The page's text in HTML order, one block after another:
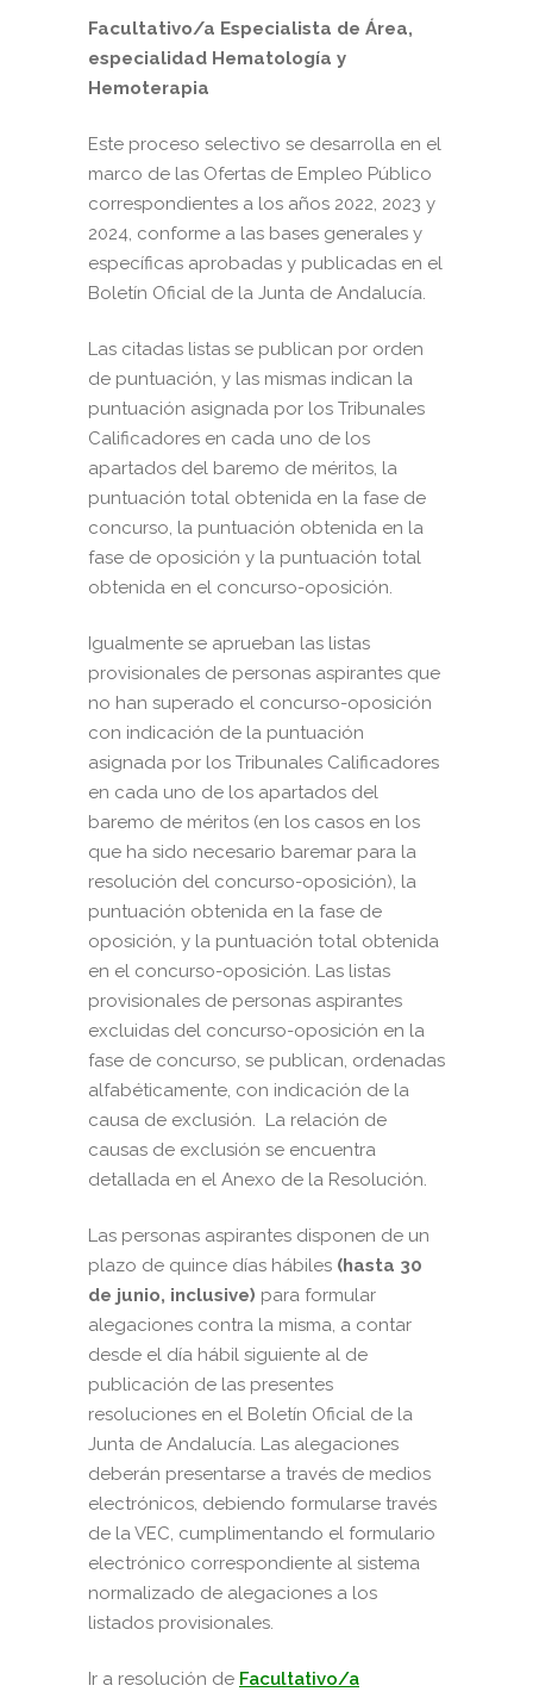
Facultativo/a Especialista de Área,
especialidad Hematología y
Hemoterapia
Este proceso selectivo se desarrolla en el
marco de las Ofertas de Empleo Público
correspondientes a los años 2022, 2023 y
2024, conforme a las bases generales y
específicas aprobadas y publicadas en el
Boletín Oficial de la Junta de Andalucía.
Las citadas listas se publican por orden
de puntuación, y las mismas indican la
puntuación asignada por los Tribunales
Calificadores en cada uno de los
apartados del baremo de méritos, la
puntuación total obtenida en la fase de
concurso, la puntuación obtenida en la
fase de oposición y la puntuación total
obtenida en el concurso-oposición.
Igualmente se aprueban las listas
provisionales de personas aspirantes que
no han superado el concurso-oposición
con indicación de la puntuación
asignada por los Tribunales Calificadores
en cada uno de los apartados del
baremo de méritos (en los casos en los
que ha sido necesario baremar para la
resolución del concurso-oposición), la
puntuación obtenida en la fase de
oposición, y la puntuación total obtenida
en el concurso-oposición. Las listas
provisionales de personas aspirantes
excluidas del concurso-oposición en la
fase de concurso, se publican, ordenadas
alfabéticamente, con indicación de la
causa de exclusión. La relación de
causas de exclusión se encuentra
detallada en el Anexo de la Resolución.
Las personas aspirantes disponen de un
plazo de quince días hábiles (hasta 30
de junio, inclusive) para formular
alegaciones contra la misma, a contar
desde el día hábil siguiente al de
publicación de las presentes
resoluciones en el Boletín Oficial de la
Junta de Andalucía. Las alegaciones
deberán presentarse a través de medios
electrónicos, debiendo formularse través
de la VEC, cumplimentando el formulario
electrónico correspondiente al sistema
normalizado de alegaciones a los
listados provisionales.
Ir a resolución de Facultativo/a